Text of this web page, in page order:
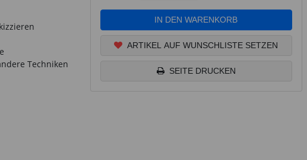
Techniken
IN DEN WARENKORB
ARTIKEL AUF WUNSCHLISTE SETZEN
SEITE DRUCKEN